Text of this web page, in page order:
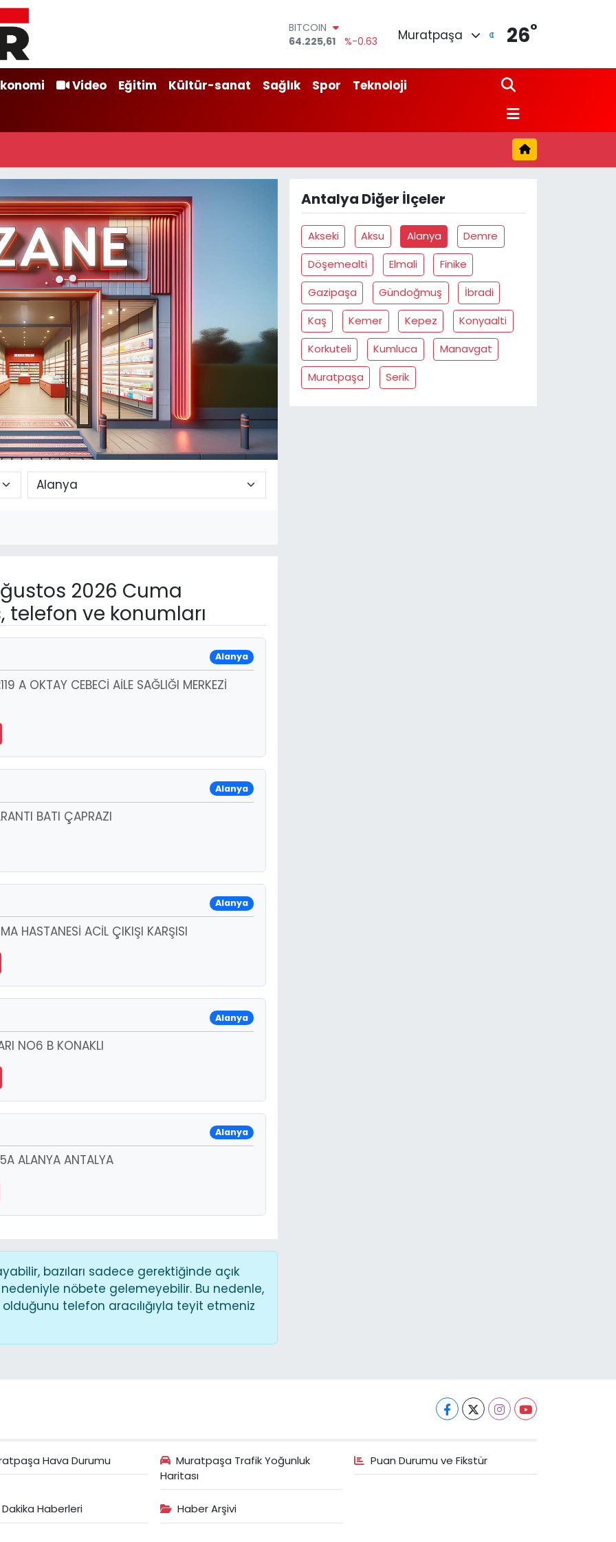
BITCOIN
64.225,61
%-0.63
47,7143
%0.16
EURO
55,0317
BİST100
Muratpaşa 26°
Video Eğitim Kültür-sanat Sağlık Spor
Teknoloji
2026 Cuma
ve konumları
Alanya
A OKTAY CEBECİ AİLE SAĞLIĞI MERKEZİ
Alanya
BATI ÇAPRAZI
Alanya
HASTANESİ ACİL ÇIKIŞI KARŞISI
Alanya
NO6 B KONAKLI
Alanya
ALANYA ANTALYA
bazıları sadece gerektiğinde açık
nöbete gelemeyebilir. Bu nedenle,
telefon aracılığıyla teyit etmeniz
Antalya Diğer İlçeler
Akseki Aksu Alanya
Demre
Döşemealti
Elmali
Finike
Gazipaşa
Gündoğmuş
İbradi
Kaş
Kemer Kepez
Konyaalti
Korkuteli
Kumluca
Manavgat
Muratpaşa
Serik
Hava Durumu
Muratpaşa Trafik Yoğunluk
Haritası
Puan Durumu ve Fikstür
Haberleri Haber Arşivi